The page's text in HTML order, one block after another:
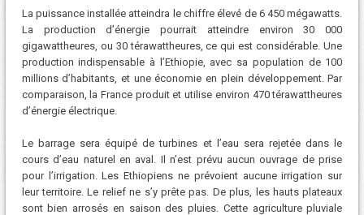
La puissance installée atteindra le chiffre élevé de 6 450 mégawatts.
La production d’énergie pourrait atteindre environ 30 000
gigawattheures, ou 30 térawattheures, ce qui est considérable. Une
production indispensable à l’Ethiopie, avec sa population de 100
millions d’habitants, et une économie en plein développement. Par
comparaison, la France produit et utilise environ 470 térawattheures
d’énergie électrique.
Le barrage sera équipé de turbines et l’eau sera rejetée dans le
cours d’eau naturel en aval. Il n’est prévu aucun ouvrage de prise
pour l’irrigation. Les Ethiopiens ne prévoient aucune irrigation sur
leur territoire. Le relief ne s’y prête pas. De plus, les hauts plateaux
sont bien arrosés en saison des pluies. Cette agriculture pluviale